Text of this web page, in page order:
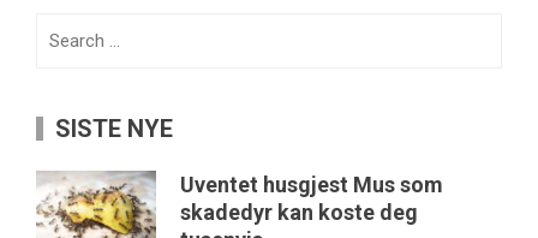
SISTE NYE
Uventet husgjest Mus som
skadedyr kan koste deg